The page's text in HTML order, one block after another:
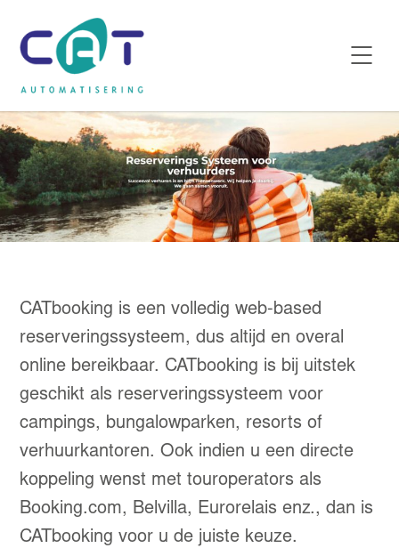
CATbooking is een volledig web-based
reserveringssysteem, dus altijd en overal
online bereikbaar. CATbooking is bij uitstek
geschikt als reserveringssysteem voor
campings, bungalowparken, resorts of
verhuurkantoren. Ook indien u een directe
koppeling wenst met touroperators als
Booking.com, Belvilla, Eurorelais enz., dan is
CATbooking voor u de juiste keuze.